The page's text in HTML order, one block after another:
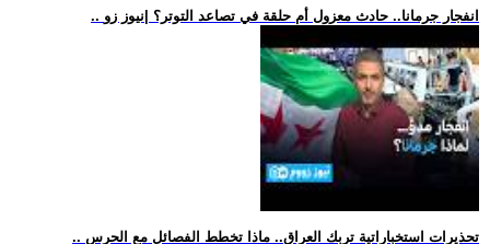
.. انفجار جرمانا.. حادث معزول أم حلقة في تصاعد التوتر؟ |نيوز زو
.. تحذيرات استخباراتية تربك العراق.. ماذا تخطط الفصائل مع الحرس